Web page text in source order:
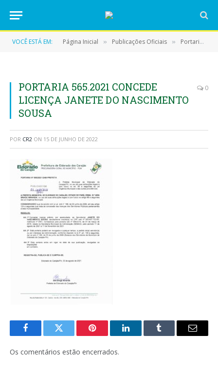
VOCÊ ESTÁ EM: Página Inicial » Publicações Oficiais » Portarias
PORTARIA 565.2021 CONCEDE
LICENÇA JANETE DO NASCIMENTO
SOUSA
0
POR CR2 ON 15 DE JUNHO DE 2022
FacebookTwitter Pinterest LinkedInTumblr
E-
Os comentários estão encerrados.